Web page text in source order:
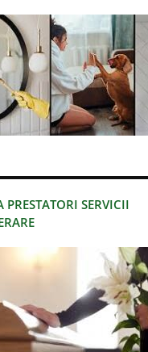
PRESTATORI SERVICII